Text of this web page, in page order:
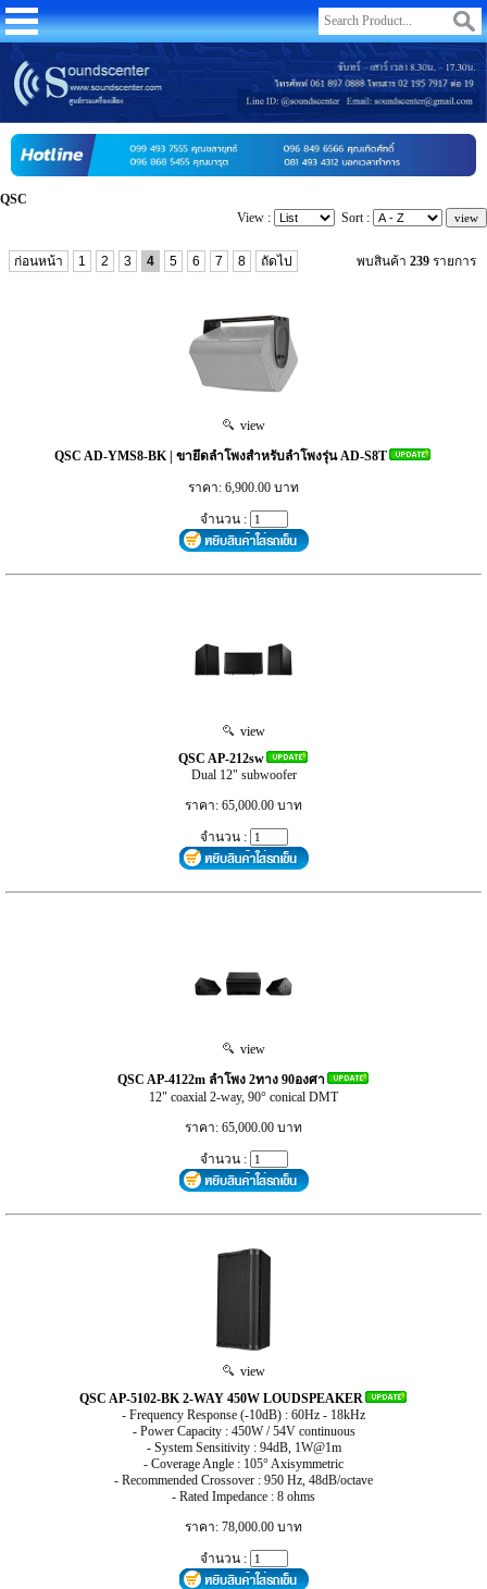
QSC
View :
Sort :
ก่อนหน้า 1 2 3 4 5 6 7 8 ถัดไป พบสินค้า 239 รายการ
view
QSC AD-YMS8-BK | ขายึดลำโพงสำหรับลำโพงรุ่น AD-S8T
ราคา: 6,900.00 บาท
จำนวน :
view
QSC AP-212sw
Dual 12" subwoofer
ราคา: 65,000.00 บาท
จำนวน :
view
QSC AP-4122m ลำโพง 2ทาง 90องศา
12" coaxial 2-way, 90° conical DMT
ราคา: 65,000.00 บาท
จำนวน :
view
QSC AP-5102-BK 2-WAY 450W LOUDSPEAKER
- Frequency Response (-10dB) : 60Hz - 18kHz
- Power Capacity : 450W / 54V continuous
- System Sensitivity : 94dB, 1W@1m
- Coverage Angle : 105° Axisymmetric
- Recommended Crossover : 950 Hz, 48dB/octave
- Rated Impedance : 8 ohms
ราคา: 78,000.00 บาท
จำนวน :